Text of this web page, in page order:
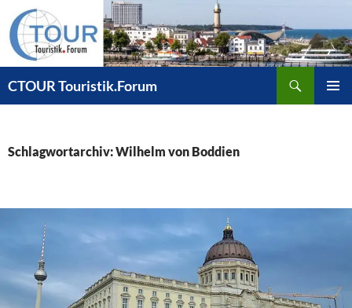
Zum
Inhalt
springen
CTOUR Touristik.Forum
Schlagwortarchiv: Wilhelm von Boddien